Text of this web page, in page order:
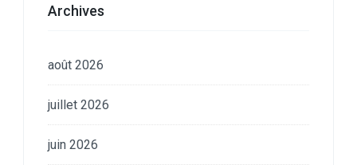
Archives
août 2026
juillet 2026
juin 2026